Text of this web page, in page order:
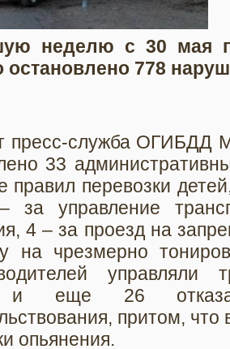
неделю с 30 мая
778
пресс-служба ОГИБДД
33
правил перевозки
за управление
4 – за проезд на
на чрезмерно
управляли
и еще 26
притом,
опьянения.